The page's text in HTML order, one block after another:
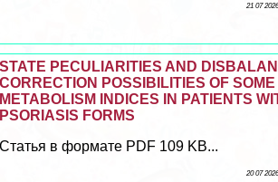
21 07
STATE PECULIARITIES AND
CORRECTION POSSIBILITIES OF
METABOLISM INDICES IN PATIENTS
PSORIASIS FORMS
Статья в формате PDF 109 KB...
20 07